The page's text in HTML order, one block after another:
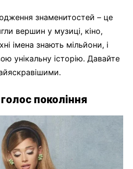
знаменитостей – це
вершин у музиці, кіно,
імена знають мільйони, і
унікальну історію. Давайте
покоління